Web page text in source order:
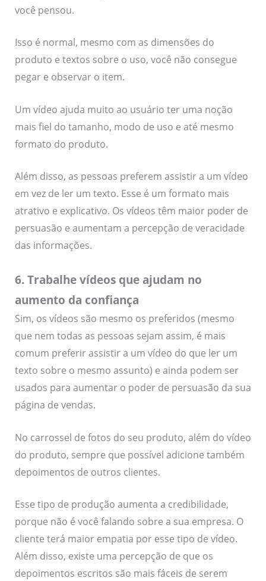
você pensou.
Isso é normal, mesmo com as dimensões do
produto e textos sobre o uso, você não consegue
pegar e observar o item.
Um vídeo ajuda muito ao usuário ter uma noção
mais fiel do tamanho, modo de uso e até mesmo
formato do produto.
Além disso, as pessoas preferem assistir a um vídeo
em vez de ler um texto. Esse é um formato mais
atrativo e explicativo. Os vídeos têm maior poder de
persuasão e aumentam a percepção de veracidade
das informações.
6. Trabalhe vídeos que ajudam no
aumento da confiança
Sim, os vídeos são mesmo os preferidos (mesmo
que nem todas as pessoas sejam assim, é mais
comum preferir assistir a um vídeo do que ler um
texto sobre o mesmo assunto) e ainda podem ser
usados para aumentar o poder de persuasão da sua
página de vendas.
No carrossel de fotos do seu produto, além do vídeo
do produto, sempre que possível adicione também
depoimentos de outros clientes.
Esse tipo de produção aumenta a credibilidade,
porque não é você falando sobre a sua empresa. O
cliente terá maior empatia por esse tipo de vídeo.
Além disso, existe uma percepção de que os
depoimentos escritos são mais fáceis de serem